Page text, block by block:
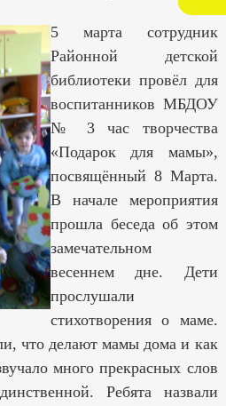
5 марта сотрудник
Районной детской
библиотеки провёл для
воспитанников МБДОУ
№ 3 час творчества
«Подарок для мамы»,
посвящённый 8 Марта.
В начале мероприятия
прошла беседа об этом
замечательном
весеннем дне. Дети
прослушали
стихотворения о маме.
что делают мамы дома и как
много прекрасных слов
Ребята назвали